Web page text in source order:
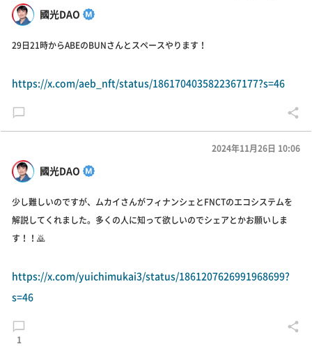
國光DAO
29日21時からABEのBUNさんとスペースやります！
https://x.com/aeb_nft/status/1861704035822367177?s=46
國光DAO
2024年11月26日 10:06
少し難しいのですが、ムカイさんがフィナンシェとFNCTのエコシステムを
解説してくれました。多くの人に知って欲しいのでシェアとかお願いしま
す！！🙇
https://x.com/yuichimukai3/status/1861207626991968699?
s=46
1